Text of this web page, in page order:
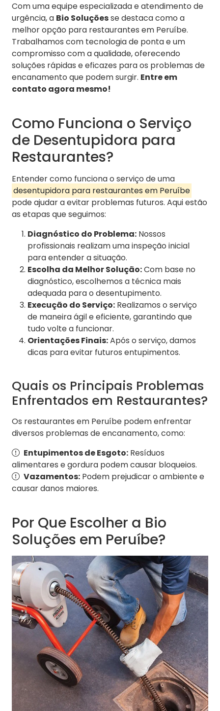
Com uma equipe especializada e atendimento de
urgência, a Bio Soluçõesse destaca como a
melhor opção para restaurantes em Peruíbe.
Trabalhamos com tecnologia de ponta e um
compromisso com a qualidade, oferecendo
soluções rápidas e eficazes para os problemas de
encanamento que podem surgir. Entre em
contato agora mesmo!
Como Funciona o Serviço
de Desentupidora para
Restaurantes?
Entender como funciona o serviço de uma
desentupidora para restaurantes em Peruíbe
pode ajudar a evitar problemas futuros. Aqui estão
as etapas que seguimos:
Diagnóstico do Problema: Nossos
profissionais realizam uma inspeção inicial
para entender a situação.
Escolha da Melhor Solução:Com base no
diagnóstico, escolhemos a técnica mais
adequada para o desentupimento.
Execução do Serviço: Realizamos o serviço
de maneira ágil e eficiente, garantindo que
tudo volte a funcionar.
Orientações Finais:Após o serviço, damos
dicas para evitar futuros entupimentos.
Quais os Principais Problemas
Enfrentados em Restaurantes?
Os restaurantes em Peruíbe podem enfrentar
diversos problemas de encanamento, como:
Entupimentos de Esgoto: Resíduos
alimentares e gordura podem causar bloqueios.
Vazamentos: Podem prejudicar o ambiente e
causar danos maiores.
Por Que Escolher a Bio
Soluções em Peruíbe?